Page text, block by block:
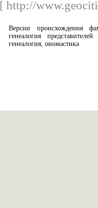
[ http://
Версии происхождения
генеалогия
генеалогия, ономастика